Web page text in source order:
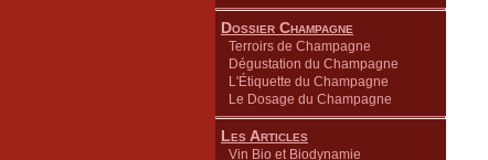
Dossier Champagne
Terroirs de Champagne
Dégustation du Champagne
L'Étiquette du Champagne
Le Dosage du Champagne
Les Articles
Vin Bio et Biodynamie